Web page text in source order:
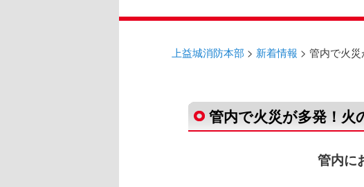
上益城消防本部 > 新着情報 > 管内で火
管内で火災が多発！火
管内に